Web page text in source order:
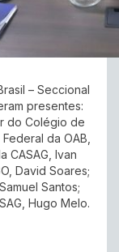
– Seccional
presentes:
do Colégio de
da OAB,
CASAG, Ivan
David Soares;
Santos;
Hugo Melo.